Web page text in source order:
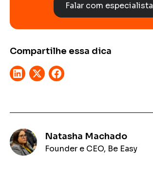
Falar com especialista
Compartilhe essa dica
Natasha Machado
Founder e CEO, Be Easy